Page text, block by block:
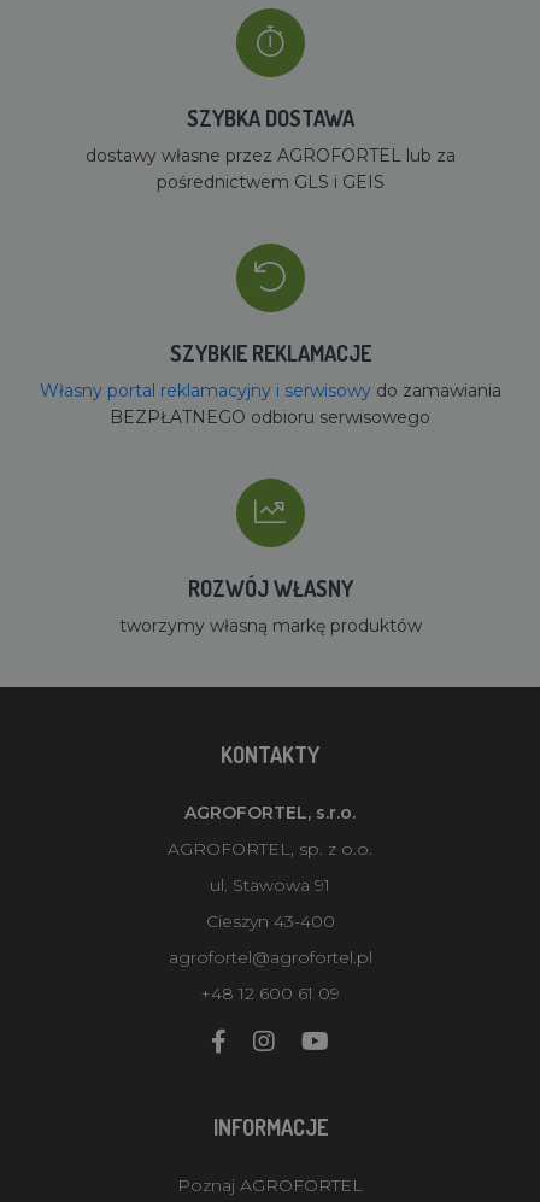
SZYBKA DOSTAWA
dostawy własne przez AGROFORTEL lub za
pośrednictwem GLS i GEIS
SZYBKIE REKLAMACJE
Własny portal reklamacyjny i serwisowydo zamawiania
BEZPŁATNEGO odbioru serwisowego
ROZWÓJ WŁASNY
tworzymy własną markę produktów
KONTAKTY
AGROFORTEL, s.r.o.
AGROFORTEL, sp. z o.o.
ul. Stawowa 91
Cieszyn 43-400
agrofortel@agrofortel.pl
+48 12 600 61 09
INFORMACJE
Poznaj AGROFORTEL